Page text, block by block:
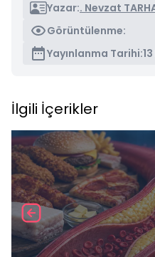
Yazar:. Nevzat
Görüntülenme:
Yayınlanma Tarihi:
İlgili İçerikler